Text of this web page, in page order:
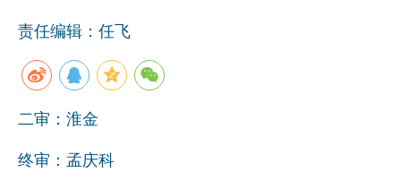
企业文化
《资源再生》杂志
行情报价
数字报
责任编辑：任飞
二审：淮金
终审：孟庆科